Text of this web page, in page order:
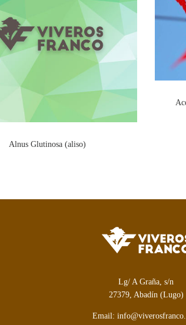
Alnus Glutinosa (aliso)
Lg/ A Graña, s/n
27379, Abadín (Lugo)
Email: